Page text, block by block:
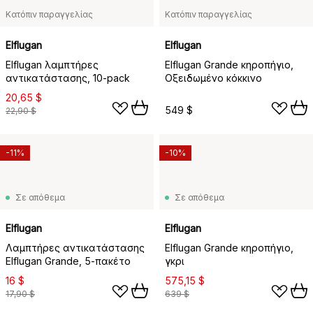
Κατόπιν παραγγελίας
Elflugan
Elflugan λαμπτήρες
αντικατάστασης, 10-pack
20,65 $
22,90 $
Κατόπιν παραγγελίας
Elflugan
Elflugan Grande κηροπήγιο,
Οξειδωμένο κόκκινο
549 $
Σε απόθεμα
Elflugan
Λαμπτήρες αντικατάστασης
Elflugan Grande, 5-πακέτο
16 $
17,90 $
-11%
Σε απόθεμα
Elflugan
Elflugan Grande κηροπήγιο,
γκρι
575,15 $
639 $
-10%